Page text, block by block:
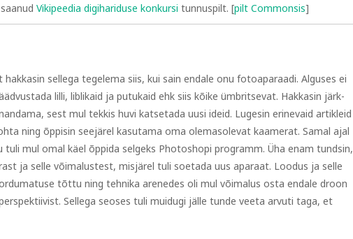
Vikipeedia digihariduse konkursi tunnuspilt. [pilt Commonsis]
sellega tegelema siis, kui sain endale onu fotoaparaadi. Alguses ei
lilli, liblikaid ja putukaid ehk siis kõike ümbritsevat. Hakkasin järk-
sest mul tekkis huvi katsetada uusi ideid. Lugesin erinevaid artikleid
ning õppisin seejärel kasutama oma olemasolevat kaamerat. Samal ajal
mul omal käel õppida selgeks Photoshopi programm. Üha enam tundsin,
ja selle võimalustest, misjärel tuli soetada uus aparaat. Loodus ja selle
tõttu ning tehnika arenedes oli mul võimalus osta endale droon
Sellega seoses tuli muidugi jälle tunde veeta arvuti taga, et